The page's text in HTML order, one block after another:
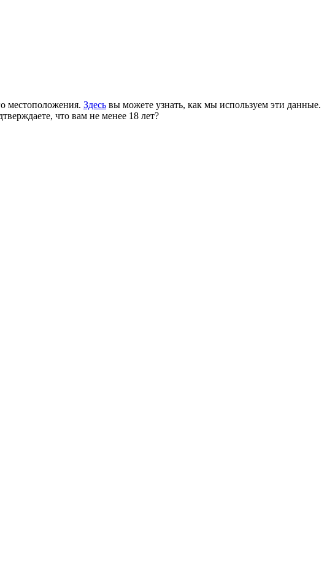
местоположения. Здесь вы можете узнать, как мы используем эти данные.
что вам не менее 18 лет?